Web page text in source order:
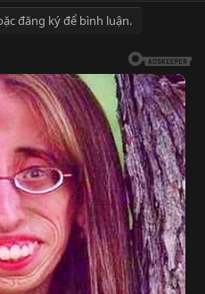
đăng ký để bình luận.